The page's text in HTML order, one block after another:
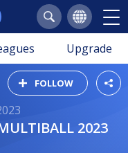
Upgrade
FOLLOW
MULTIBALL 2023